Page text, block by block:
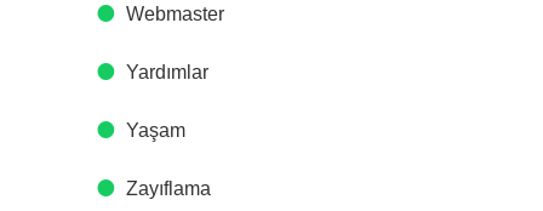
Webmaster
Yardımlar
Yaşam
Zayıflama